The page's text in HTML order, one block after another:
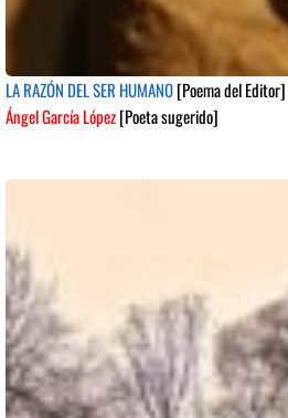
LA RAZÓN DEL SER HUMANO[Poema del Editor]
Ángel García López[Poeta sugerido]